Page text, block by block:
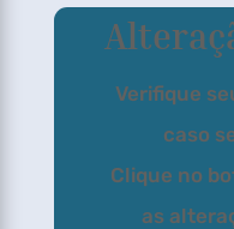
Verifique
caso
Clique no
as